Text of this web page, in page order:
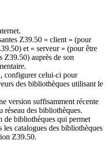
Z39.50 « client » (pour
et « serveur » (pour être
Z39.50) auprès de son
configurer celui-ci pour
des bibliothèques utilisant le
version suffisamment récente
réseau des bibliothèques.
bibliothèques qui permet
les catalogues des bibliothèques
Z39.50.